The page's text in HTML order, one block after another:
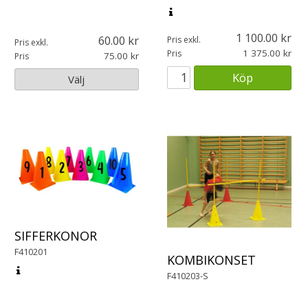
Pris exkl. 60.00
Pris 75.00
Välj
Pris exkl. 1 100.00
Pris 1 375.00
Köp
SIFFERKONOR
F410201 KOMBIKONSET
F410203-S